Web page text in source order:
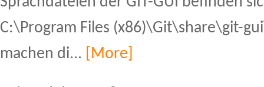
C:\Program Files (x86)\Git\share\git-
machen di...
[More]